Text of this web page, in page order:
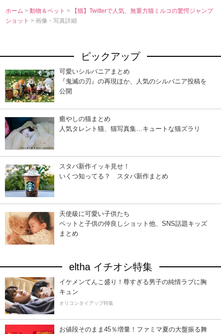
ホーム >動物＆ペット>
【猫】Twitterで人気、無重力猫ミルコの驚愕ジャンプ
ショット> 画像・写真詳細
ピックアップ
可愛いシルバニアまとめ
『鬼滅の刃』の再現ほか、人気のシルバニア投稿を
公開
癒やしの猫まとめ
人気タレント猫、猫写真集…キュートな猫ズラリ
スタバ新作イッキ見せ！
いくつ知ってる？ スタバ新作まとめ
天使級に可愛い子供たち
ペットと子供の仲良しショット他、SNS話題キッズ
まとめ
eltha イチオシ特集
イケメンてんこ盛り！尊すぎる男子の純情ラブに胸
キュン
オリコンタイアップ特集
お値段そのまま45％増量！ファミマ夏の大盤振る舞